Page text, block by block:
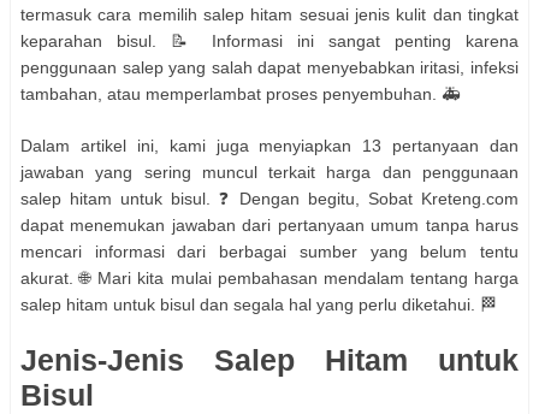
termasuk cara memilih salep hitam sesuai jenis kulit dan tingkat
keparahan bisul. 📝 Informasi ini sangat penting karena
penggunaan salep yang salah dapat menyebabkan iritasi, infeksi
tambahan, atau memperlambat proses penyembuhan. 🚑
Dalam artikel ini, kami juga menyiapkan 13 pertanyaan dan
jawaban yang sering muncul terkait harga dan penggunaan
salep hitam untuk bisul. ❓ Dengan begitu, Sobat Kreteng.com
dapat menemukan jawaban dari pertanyaan umum tanpa harus
mencari informasi dari berbagai sumber yang belum tentu
akurat. 🌐 Mari kita mulai pembahasan mendalam tentang harga
salep hitam untuk bisul dan segala hal yang perlu diketahui. 🏁
Jenis-Jenis Salep Hitam untuk
Bisul